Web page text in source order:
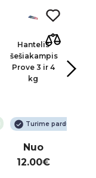
Hantelis
šešiakampis
Prove 3 ir 4
kg
Turime parduotuvėje
Nuo
12.00€